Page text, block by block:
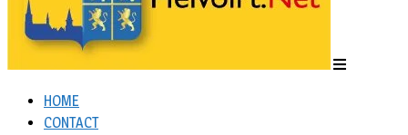
HOME
CONTACT